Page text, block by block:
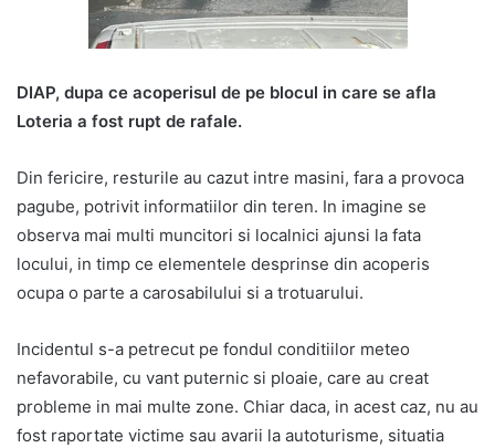
DIAP, dupa ce acoperisul de pe blocul in care se afla
Loteria a fost rupt de rafale.
Din fericire, resturile au cazut intre masini, fara a provoca
pagube, potrivit informatiilor din teren. In imagine se
observa mai multi muncitori si localnici ajunsi la fata
locului, in timp ce elementele desprinse din acoperis
ocupa o parte a carosabilului si a trotuarului.
Incidentul s-a petrecut pe fondul conditiilor meteo
nefavorabile, cu vant puternic si ploaie, care au creat
probleme in mai multe zone. Chiar daca, in acest caz, nu au
fost raportate victime sau avarii la autoturisme, situatia